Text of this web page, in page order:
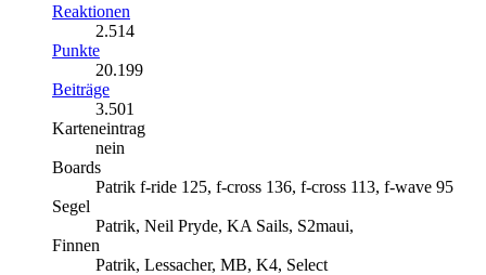
Reaktionen
2.514
Punkte
20.199
Beiträge
3.501
Karteneintrag
nein
Boards
Patrik f-ride 125, f-cross 136, f-cross 113, f-wave 95
Segel
Patrik, Neil Pryde, KA Sails, S2maui,
Finnen
Patrik, Lessacher, MB, K4, Select